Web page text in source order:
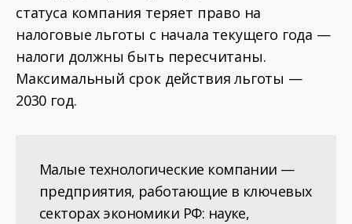
статуса компания теряет право на
налоговые льготы с начала текущего года —
налоги должны быть пересчитаны.
Максимальный срок действия льготы —
2030 год.
Малые технологические компании —
предприятия, работающие в ключевых
секторах экономики РФ: науке,